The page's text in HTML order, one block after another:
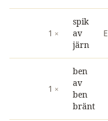
1
spik
av
järn
1
ben
av
ben
bränt